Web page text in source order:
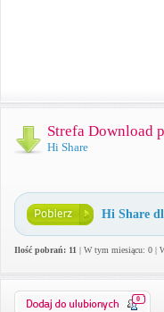
Strefa Download
Hi Share
Hi Share
Ilość pobrań: 11 | W tym miesiącu: 0 |
0